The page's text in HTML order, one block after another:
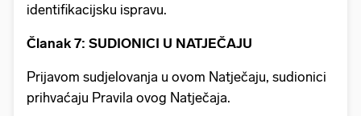
identifikacijsku ispravu.
Članak 7: SUDIONICI U NATJEČAJU
Prijavom sudjelovanja u ovom Natječaju, sudionici
prihvaćaju Pravila ovog Natječaja.